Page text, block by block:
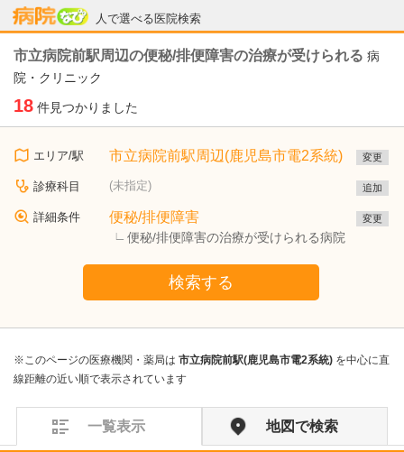
人で選べる医院検索
病院なび
市立病院前駅周辺の便秘/排便障害の治療が受けられる 病
院・クリニック
18 件見つかりました
エリア/駅 市立病院前駅周辺(鹿児島市電2系統) 変更
診療科目 (未指定) 追加
詳細条件 便秘/排便障害
便秘/排便障害の治療が受けられる病院
変更
検索する
※このページの医療機関・薬局は 市立病院前駅(鹿児島市電2系統) を中心に直
線距離の近い順で表示されています
一覧表示 地図で検索